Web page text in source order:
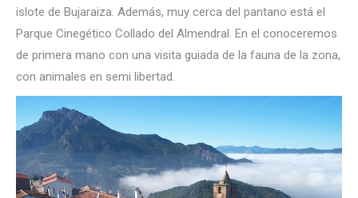
islote de Bujaraiza. Además, muy cerca del pantano está el
Parque Cinegético Collado del Almendral. En el conoceremos
de primera mano con una visita guiada de la fauna de la zona,
con animales en semi libertad.